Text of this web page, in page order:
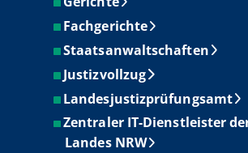
Fachgerichte
Staatsanwaltschaften
Justizvollzug
Landesjustizprüfungsamt
Zentraler IT-Dienstleister
Landes NRW